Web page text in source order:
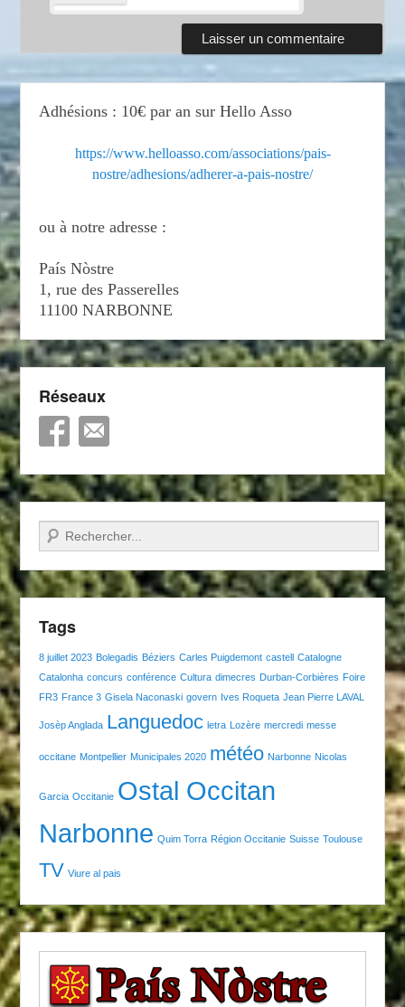
Adhésions : 10€ par an sur Hello Asso
https://www.helloasso.com/associations/pais-
nostre/adhesions/adherer-a-pais-nostre/
ou à notre adresse :
País Nòstre
1, rue des Passerelles
11100 NARBONNE
Réseaux
Recherche
Tags
8 juillet 2023 Bolegadis Béziers Carles Puigdemont castell Catalogne
Catalonha concurs conférence Cultura dimecres Durban-Corbières Foire
FR3 France 3 Gisela Naconaski govern Ives Roqueta Jean Pierre LAVAL
Josèp Anglada Languedoc letra Lozère mercredi messe
occitane Montpellier Municipales 2020 météo Narbonne Nicolas
Garcia Occitanie Ostal Occitan
Narbonne Quim Torra Région Occitanie Suisse Toulouse
TV Viure al pais